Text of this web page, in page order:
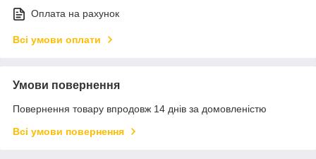
Оплата на рахунок
Всі умови оплати
Умови повернення
Повернення товару впродовж 14 днів за домовленістю
Всі умови повернення